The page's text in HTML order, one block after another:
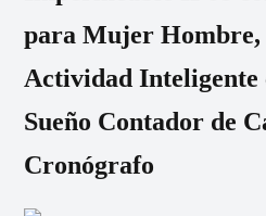
para Mujer Hombre,
Actividad Inteligente
Sueño Contador de
Cronógrafo